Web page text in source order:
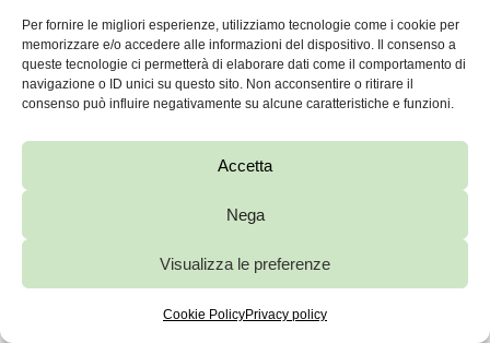
Per fornire le migliori esperienze, utilizziamo tecnologie come i cookie per
memorizzare e/o accedere alle informazioni del dispositivo. Il consenso a
queste tecnologie ci permetterà di elaborare dati come il comportamento di
navigazione o ID unici su questo sito. Non acconsentire o ritirare il
consenso può influire negativamente su alcune caratteristiche e funzioni.
Accetta
Nega
Visualizza le preferenze
Cookie PolicyPrivacy policy